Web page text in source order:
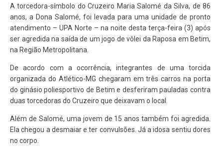
A torcedora-símbolo do Cruzeiro Maria Salomé da Silva, de 86
anos, a Dona Salomé, foi levada para uma unidade de pronto
atendimento – UPA Norte – na noite desta terça-feira (3) após
ser agredida na saída de um jogo de vôlei da Raposa em Betim,
na Região Metropolitana.
De acordo com a ocorrência, integrantes de uma torcida
organizada do Atlético-MG chegaram em três carros na porta
do ginásio poliesportivo de Betim e desferiram pauladas contra
duas torcedoras do Cruzeiro que deixavam o local.
Além de Salomé, uma jovem de 15 anos também foi agredida.
Ela chegou a desmaiar e ter convulsões. Já a idosa sentiu dores
no corpo.